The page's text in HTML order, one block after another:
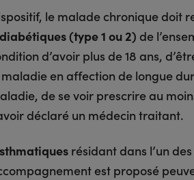
le malade chronique doit
(type 1 ou 2) de
d’avoir plus de 18 ans,
en affection de longue
de se voir prescrire au
déclaré un médecin traitant.
résidant dans l’un
est proposé